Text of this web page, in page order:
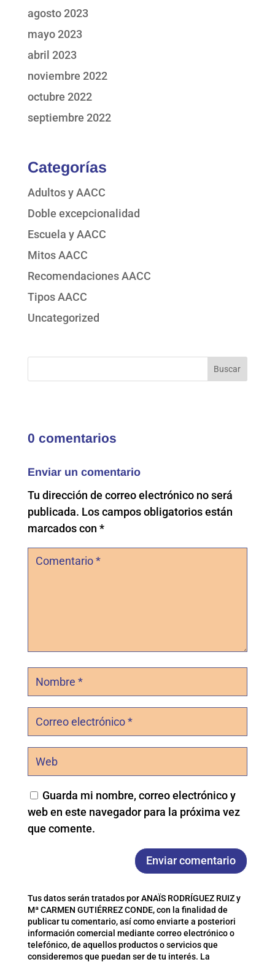
agosto 2023
mayo 2023
abril 2023
noviembre 2022
octubre 2022
septiembre 2022
Categorías
Adultos y AACC
Doble excepcionalidad
Escuela y AACC
Mitos AACC
Recomendaciones AACC
Tipos AACC
Uncategorized
0 comentarios
Enviar un comentario
Tu dirección de correo electrónico no será
publicada. Los campos obligatorios están
marcados con *
Guarda mi nombre, correo electrónico y
web en este navegador para la próxima vez
que comente.
Enviar comentario
Tus datos serán tratados por ANAÏS RODRÍGUEZ RUIZ y
Mª CARMEN GUTIÉRREZ CONDE, con la finalidad de
publicar tu comentario, así como enviarte a posteriori
información comercial mediante correo electrónico o
telefónico, de aquellos productos o servicios que
consideremos que puedan ser de tu interés. La